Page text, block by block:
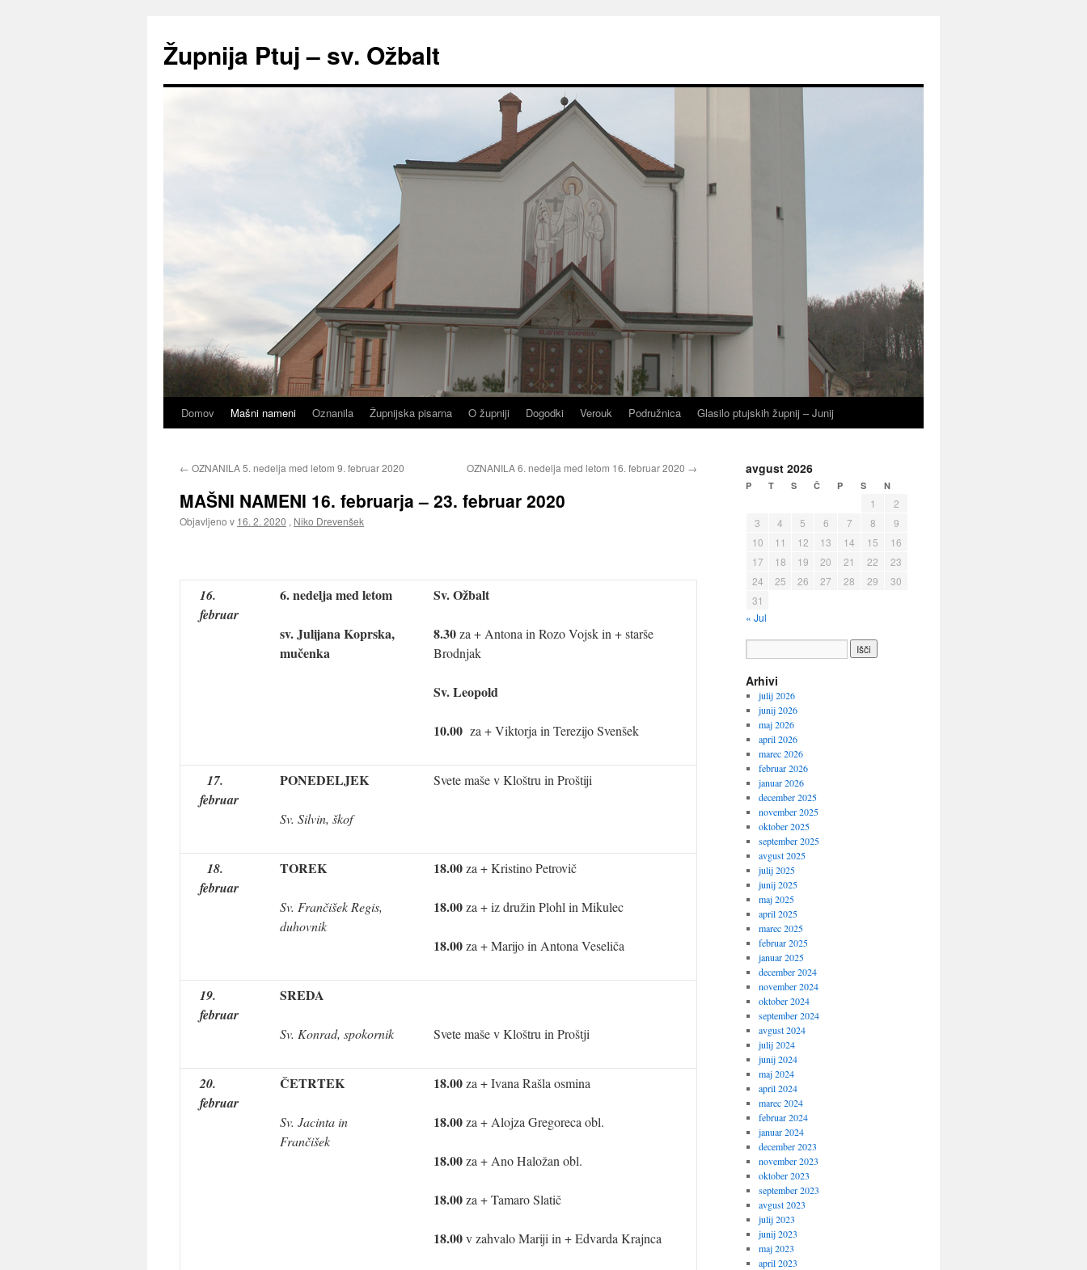
vsebino
Župnija Ptuj – sv. Ožbalt
Domov Mašni nameni Oznanila Župnijska pisarna O župniji Dogodki Verouk Podružnica Glasilo ptujskih župnij – Junij
← OZNANILA 5. nedelja med letom 9. februar 2020 OZNANILA 6. nedelja med letom 16. februar 2020 →
MAŠNI NAMENI 16. februarja – 23. februar 2020
Objavljeno v 16. 2. 2020 , Niko Drevenšek
16.
februar
6. nedelja med letom
sv. Julijana Koprska,
mučenka
Sv. Ožbalt
8.30za + Antona in Rozo Vojsk in + starše
Brodnjak
Sv. Leopold
10.00 za + Viktorja in Terezijo Svenšek
17.
februar
PONEDELJEK
Sv. Silvin, škof
Svete maše v Kloštru in Proštiji
18.
februar
TOREK
Sv. Frančišek Regis,
duhovnik
18.00za + Kristino Petrovič
18.00za + iz družin Plohl in Mikulec
18.00za + Marijo in Antona Veseliča
19.
februar
SREDA
Sv. Konrad, spokornik Svete maše v Kloštru in Proštji
20.
februar
ČETRTEK
Sv. Jacinta in
Frančišek
18.00za + Ivana Rašla osmina
18.00za + Alojza Gregoreca obl.
18.00za + Ano Haložan obl.
18.00za + Tamaro Slatič
18.00v zahvalo Mariji in + Edvarda Krajnca
avgust 2026
P T S Č P S N
1
2
3
4 5 6 7 8
9
10
11 12 13 14 15
16
17
18 19 20 21 22
23
24
25 26 27 28 29
30
31
« Jul
Arhivi
julij 2026
junij 2026
maj 2026
april 2026
marec 2026
februar 2026
januar 2026
december 2025
november 2025
oktober 2025
september 2025
avgust 2025
julij 2025
junij 2025
maj 2025
april 2025
marec 2025
februar 2025
januar 2025
december 2024
november 2024
oktober 2024
september 2024
avgust 2024
julij 2024
junij 2024
maj 2024
april 2024
marec 2024
februar 2024
januar 2024
december 2023
november 2023
oktober 2023
september 2023
avgust 2023
julij 2023
junij 2023
maj 2023
april 2023